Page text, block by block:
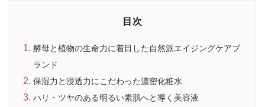
目次
酵母と植物の生命力に着目した自然派エイジングケアブ
ランド
保湿力と浸透力にこだわった濃密化粧水
ハリ・ツヤのある明るい素肌へと導く美容液